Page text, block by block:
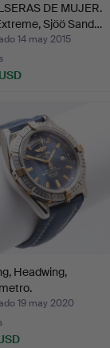
DE MUJER.
Sjöö Sand…
14 may 2015
Headwing,
19 may 2020